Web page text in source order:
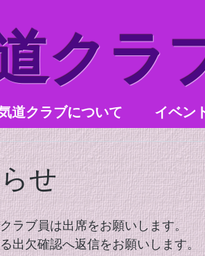
クラ
道クラブについて イベン
せ
ラブ員は出席をお願いします。
出欠確認へ返信をお願いします。